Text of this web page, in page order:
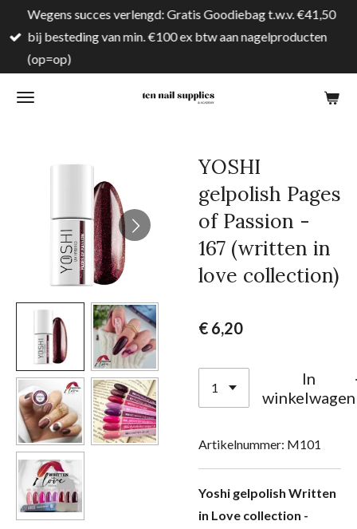
direct
naar
hoofdinhoud
Wegens succes verlengd: Gratis Goodiebag t.w.v. €41,50
bij besteding van min. €100 ex btw aan nagelproducten
(op=op)
YOSHI
gelpolish Pages
of Passion -
167 (written in
love collection)
€ 6,20
In
winkelwagen
Artikelnummer: M101
Yoshi gelpolish Written
in Love collection -